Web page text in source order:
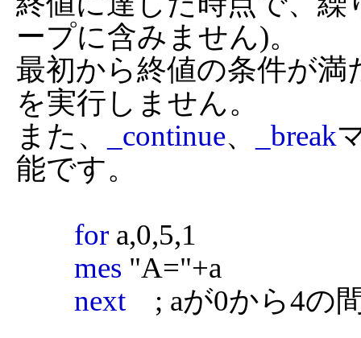
ープに含みません)。
最初から終値の条件が
を実行しません。
また、
_continue、 _break
能です。
for a,0,5,1
mes "A="+a
next
; aが0から4